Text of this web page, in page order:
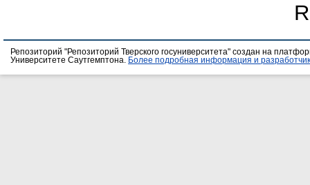
Репозиторий "Репозиторий Тверского госуниверситета" создан на
Университете Саутгемптона. Более подробная информация и